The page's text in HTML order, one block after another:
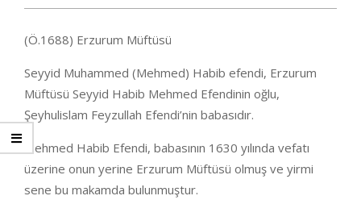
(Ö.1688) Erzurum Müftüsü
Seyyid Muhammed (Mehmed) Habib efendi, Erzurum
Müftüsü Seyyid Habib Mehmed Efendinin oğlu,
Şeyhulislam Feyzullah Efendi’nin babasıdır.
Mehmed Habib Efendi, babasının 1630 yılında vefatı
üzerine onun yerine Erzurum Müftüsü olmuş ve yirmi
sene bu makamda bulunmuştur.